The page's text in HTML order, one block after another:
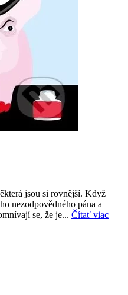
jsou si rovnější. Když
nezodpovědného pána a
se, že je... Čítať viac